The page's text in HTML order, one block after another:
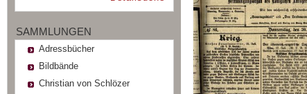
SAMMLUNGEN
Adressbücher
Bildbände
Christian von Schlözer